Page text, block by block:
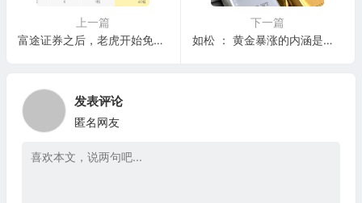
上一篇
富途证券之后，老虎开始免费提供美股LV2行情
下一篇
如松 ： 黄金暴涨的内涵是什么？
发表评论
匿名网友